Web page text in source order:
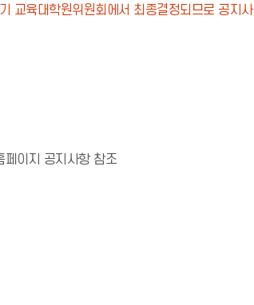
교육대학원위원회에서 최종결정되므로 공지
페이지 공지사항 참조